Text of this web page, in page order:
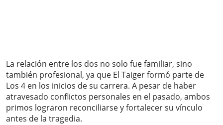
La relación entre los dos no solo fue familiar, sino
también profesional, ya que El Taiger formó parte de
Los 4 en los inicios de su carrera. A pesar de haber
atravesado conflictos personales en el pasado, ambos
primos lograron reconciliarse y fortalecer su vínculo
antes de la tragedia.